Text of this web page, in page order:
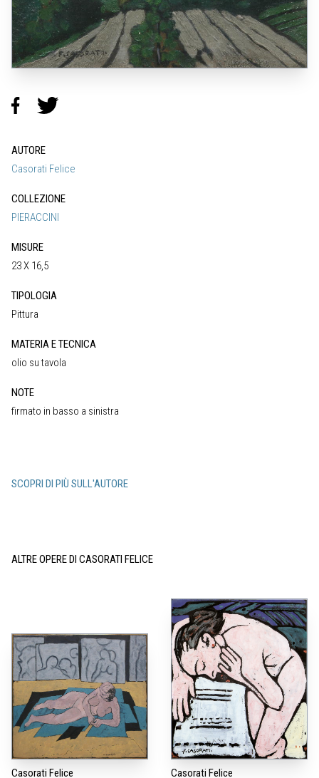
AUTORE
Casorati Felice
COLLEZIONE
PIERACCINI
MISURE
23 X 16,5
TIPOLOGIA
Pittura
MATERIA E TECNICA
olio su tavola
NOTE
firmato in basso a sinistra
SCOPRI DI PIÙ SULL'AUTORE
ALTRE OPERE DI CASORATI FELICE
Casorati Felice
Casorati Felice